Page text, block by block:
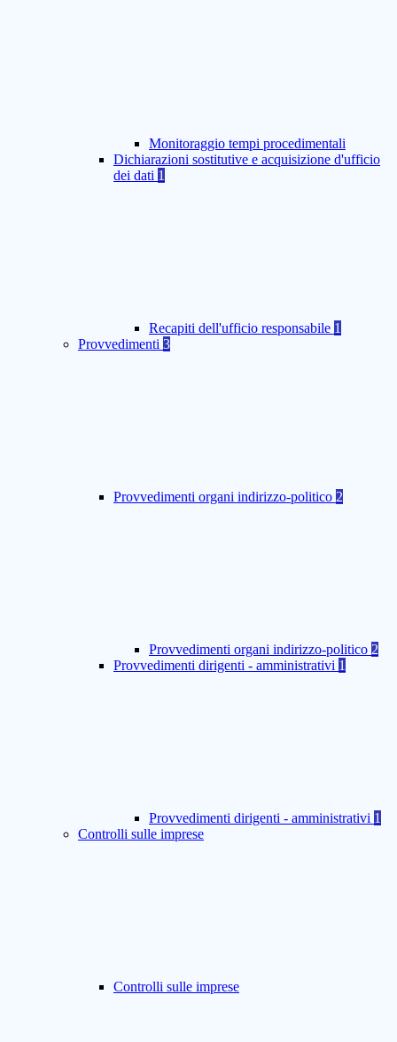
Monitoraggio tempi procedimentali
Dichiarazioni sostitutive e acquisizione d'ufficio
dei dati 1
Recapiti dell'ufficio responsabile 1
Provvedimenti 3
Provvedimenti organi indirizzo-politico 2
Provvedimenti organi indirizzo-politico 2
Provvedimenti dirigenti - amministrativi 1
Provvedimenti dirigenti - amministrativi 1
Controlli sulle imprese
Controlli sulle imprese